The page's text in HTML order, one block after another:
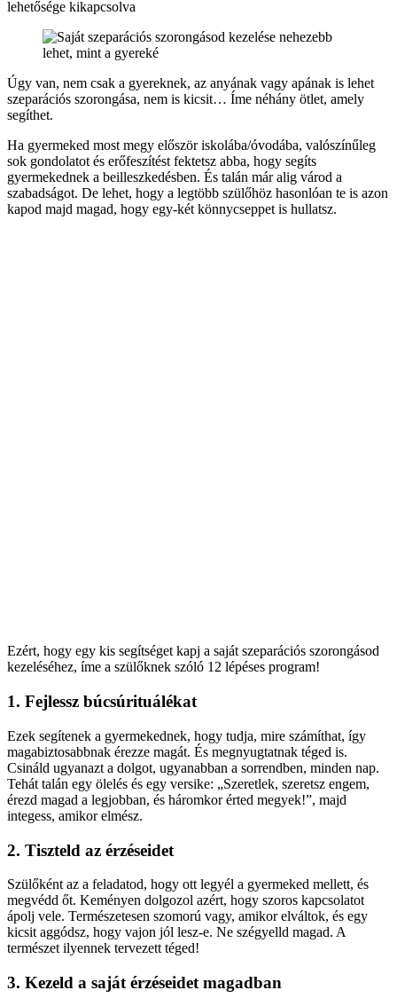
kezelése
lehetősége kikapcsolva
Úgy van, nem csak a gyereknek, az anyának vagy apának is lehet
szeparációs szorongása, nem is kicsit… Íme néhány ötlet, amely
segíthet.
Ha gyermeked most megy először iskolába/óvodába, valószínűleg
sok gondolatot és erőfeszítést fektetsz abba, hogy segíts
gyermekednek a beilleszkedésben. És talán már alig várod a
szabadságot. De lehet, hogy a legtöbb szülőhöz hasonlóan te is azon
kapod majd magad, hogy egy-két könnycseppet is hullatsz.
Ezért, hogy egy kis segítséget kapj a saját szeparációs szorongásod
kezeléséhez, íme a szülőknek szóló 12 lépéses program!
1. Fejlessz búcsúrituálékat
Ezek segítenek a gyermekednek, hogy tudja, mire számíthat, így
magabiztosabbnak érezze magát. És megnyugtatnak téged is.
Csináld ugyanazt a dolgot, ugyanabban a sorrendben, minden nap.
Tehát talán egy ölelés és egy versike: „Szeretlek, szeretsz engem,
érezd magad a legjobban, és háromkor érted megyek!”, majd
integess, amikor elmész.
2. Tiszteld az érzéseidet
Szülőként az a feladatod, hogy ott legyél a gyermeked mellett, és
megvédd őt. Keményen dolgozol azért, hogy szoros kapcsolatot
ápolj vele. Természetesen szomorú vagy, amikor elváltok, és egy
kicsit aggódsz, hogy vajon jól lesz-e. Ne szégyelld magad. A
természet ilyennek tervezett téged!
3. Kezeld a saját érzéseidet magadban